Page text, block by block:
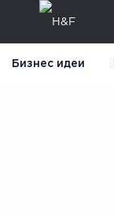
Бизнес идеи